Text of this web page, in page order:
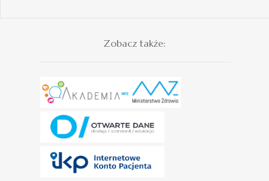
Zobacz także: